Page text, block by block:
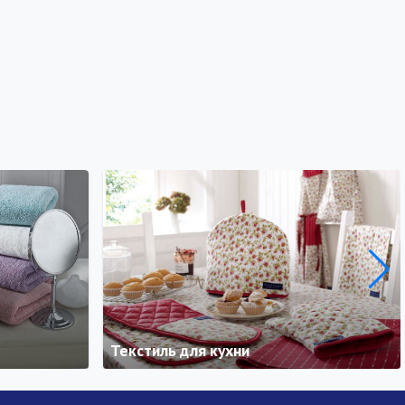
Текстиль для кухни